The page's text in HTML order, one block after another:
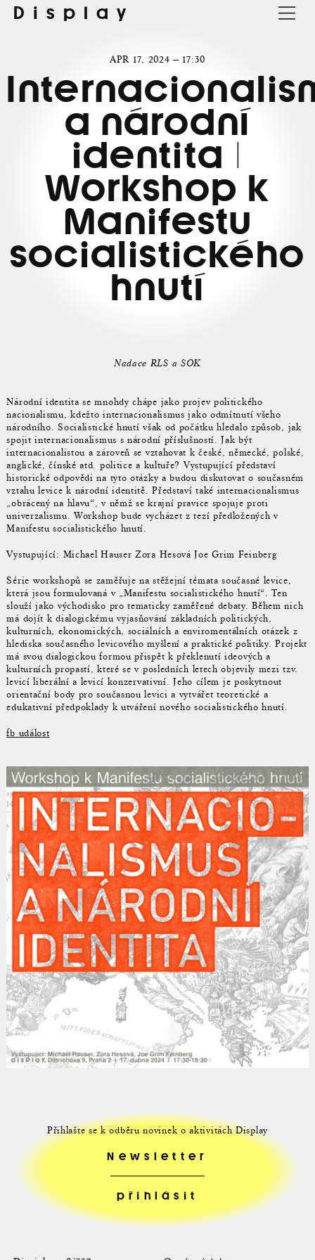
Display
APR 17, 2024 — 17:30
a národní
identita |
Workshop k
Manifestu
socialistického
hnutí
Nadace RLS a SOK
Národní identita se mnohdy chápe jako projev politického
nacionalismu, kdežto internacionalismus jako odmítnutí všeho
národního. Socialistické hnutí však od počátku hledalo způsob, jak
spojit internacionalismus s národní příslušností. Jak být
internacionalistou a zároveň se vztahovat k české, německé, polské,
anglické, čínské atd. politice a kultuře? Vystupující představí
historické odpovědi na tyto otázky a budou diskutovat o současném
vztahu levice k národní identitě. Představí také internacionalismus
„obrácený na hlavu“, v němž se krajní pravice spojuje proti
univerzalismu. Workshop bude vycházet z tezí předložených v
Manifestu socialistického hnutí.
Vystupující: Michael Hauser Zora Hesová Joe Grim Feinberg
Série workshopů se zaměřuje na stěžejní témata současné levice,
která jsou formulovaná v „Manifestu socialistického hnutí“. Ten
slouží jako východisko pro tematicky zaměřené debaty. Během nich
má dojít k dialogickému vyjasňování základních politických,
kulturních, ekonomických, sociálních a enviromentálních otázek z
hlediska současného levicového myšlení a praktické politiky. Projekt
má svou dialogickou formou přispět k překlenutí ideových a
kulturních propastí, které se v posledních letech objevily mezi tzv.
levicí liberální a levicí konzervativní. Jeho cílem je poskytnout
orientační body pro současnou levici a vytvářet teoretické a
edukativní předpoklady k utváření nového socialistického hnutí.
fb událost
Přihlašte se k odběru novinek o aktivitách Display
Newsletter